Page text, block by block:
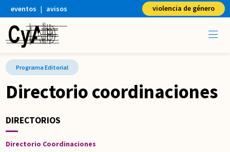
eventos | avisos violencia de género
Lorem ipsum
Programa Editorial
Directorio coordinaciones
DIRECTORIOS
Directorio Coordinaciones